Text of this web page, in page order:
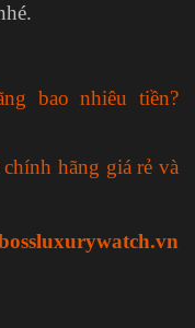
bao nhiêu tiền?
hãng giá rẻ và